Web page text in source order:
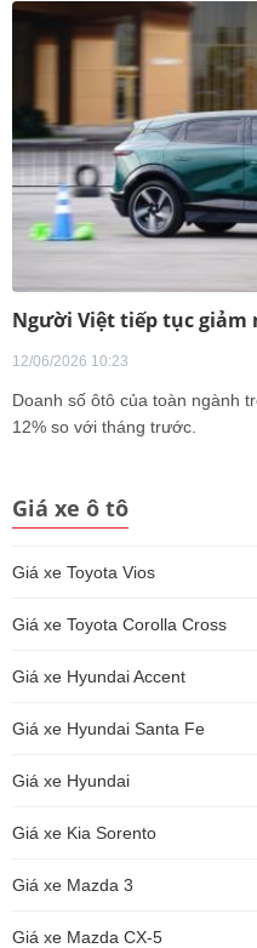
Người Việt tiếp tục giảm
12/06/2026 10:23
Doanh số ôtô của toàn ngành
12% so với tháng trước.
Giá xe ô tô
Giá xe Toyota Vios
Giá xe Toyota Corolla Cross
Giá xe Hyundai Accent
Giá xe Hyundai Santa Fe
Giá xe Hyundai
Giá xe Kia Sorento
Giá xe Mazda 3
Giá xe Mazda CX-5